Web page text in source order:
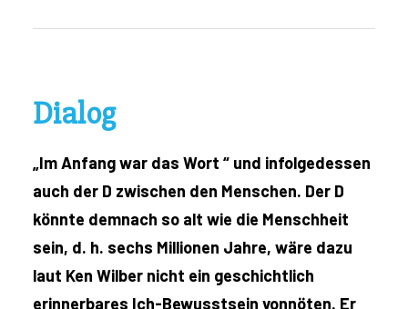
Dialog
„Im Anfang war das Wort “ und infolgedessen
auch der D zwischen den Menschen. Der D
könnte demnach so alt wie die Menschheit
sein, d. h. sechs Millionen Jahre, wäre dazu
laut Ken Wilber nicht ein geschichtlich
erinnerbares Ich-Bewusstsein vonnöten. Er